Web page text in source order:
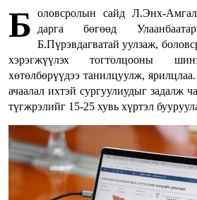
Б оловсролын сайд Л.Энх-
дарга бөгөөд
Б.Пүрэвдагватай уулзаж,
хэрэгжүүлэх тогтолцооны
хөтөлбөрүүдээ танилцуулж,
ачаалал ихтэй сургуулиудыг задалж
түгжрэлийг 15-25 хувь хүртэл